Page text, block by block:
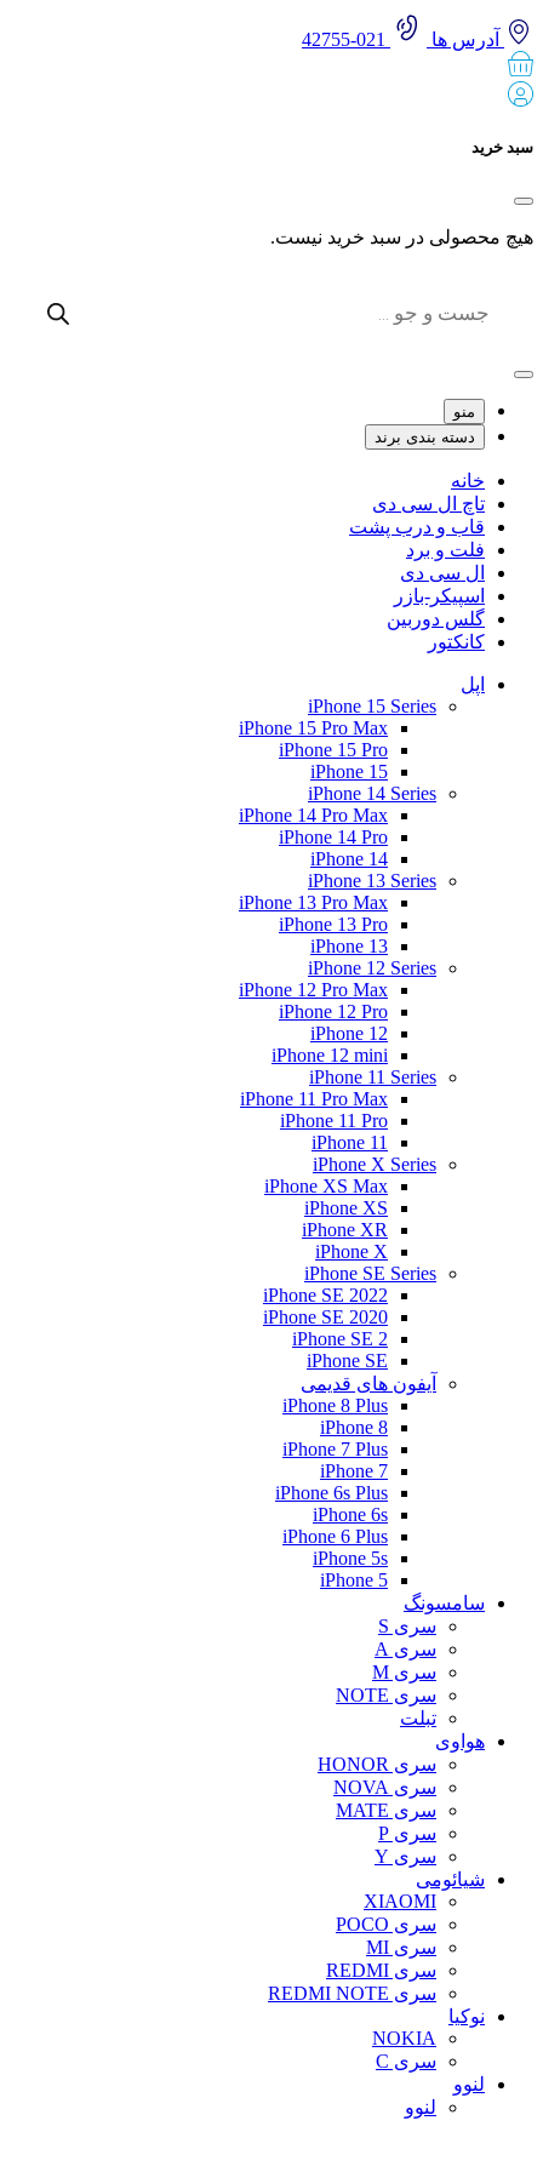
آدرس ها
خرید
محصولی در سبد خرید نیست.
منو
دسته بندی برند
خانه
تاچ ال سی دی
قاب و درب پشت
فلت و برد
ال سی دی
اسپیکر-بازر
گلس دوربین
کانکتور
اپل
iPhone 15 Series
iPhone 15 Pro Max
iPhone 15 Pro
iPhone 15
iPhone 14 Series
iPhone 14 Pro Max
iPhone 14 Pro
iPhone 14
iPhone 13 Series
iPhone 13 Pro Max
iPhone 13 Pro
iPhone 13
iPhone 12 Series
iPhone 12 Pro Max
iPhone 12 Pro
iPhone 12
iPhone 12 mini
iPhone 11 Series
iPhone 11 Pro Max
iPhone 11 Pro
iPhone 11
iPhone X Series
iPhone XS Max
iPhone XS
iPhone XR
iPhone X
iPhone SE Series
iPhone SE 2022
iPhone SE 2020
iPhone SE 2
iPhone SE
آیفون های قدیمی
iPhone 8 Plus
iPhone 8
iPhone 7 Plus
iPhone 7
iPhone 6s Plus
iPhone 6s
iPhone 6 Plus
iPhone 5s
iPhone 5
سامسونگ
سری S
سری A
سری M
سری NOTE
تبلت
هواوی
سری HONOR
سری NOVA
سری MATE
سری P
سری Y
شیائومی
XIAOMI
سری POCO
سری MI
سری REDMI
سری REDMI NOTE
نوکیا
NOKIA
سری C
لنوو
لنوو